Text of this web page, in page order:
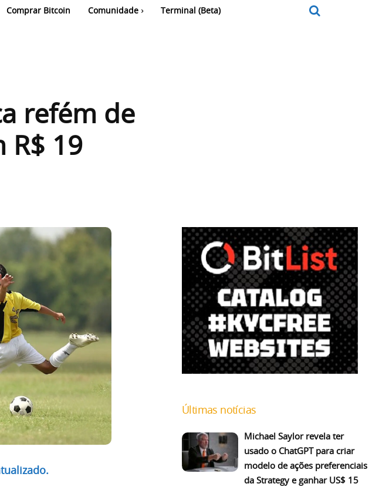
Comprar Bitcoin Comunidade Terminal (Beta)
refém de
R$ 19
Últimas notícias
Michael Saylor revela ter
usado o ChatGPT para criar
modelo de ações preferenciais
da Strategy e ganhar US$ 15